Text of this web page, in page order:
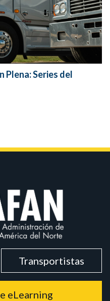
Plena: Series del
Transportistas
eLearning